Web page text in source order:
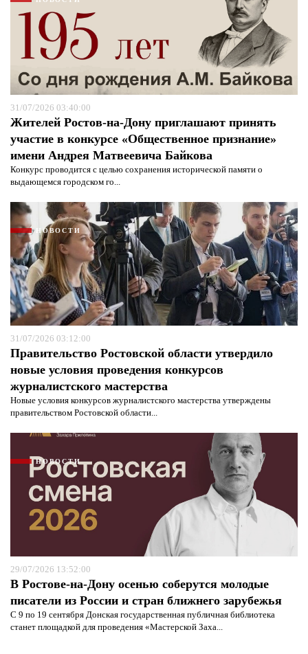
31/07/2026 03:40:00
Жителей Ростов-на-Дону приглашают принять
участие в конкурсе «Общественное признание»
имени Андрея Матвеевича Байкова
Конкурс проводится с целью сохранения исторической памяти о
выдающемся городском го...
НОВОСТИ
31/07/2026 03:12:00
Правительство Ростовской области утвердило
новые условия проведения конкурсов
журналистского мастерства
Новые условия конкурсов журналистского мастерства утверждены
правительством Ростовской области...
НОВОСТИ
29/07/2026 13:52:00
В Ростове-на-Дону осенью соберутся молодые
писатели из России и стран ближнего зарубежья
С 9 по 19 сентября Донская государственная публичная библиотека
станет площадкой для проведения «Мастерской Заха...
Я согласен сполитикой конфиденциальности и
защиты информации*